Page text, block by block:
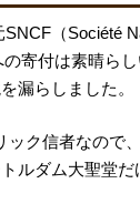
（Société
寄付は素晴ら
漏らしました。
ク信者なので
ルダム大聖堂